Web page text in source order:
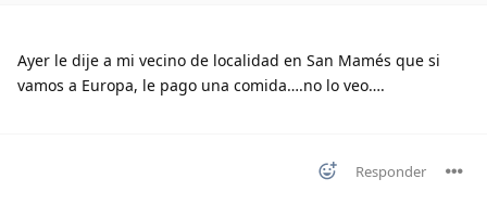
Ayer le dije a mi vecino de localidad en San Mamés que si
vamos a Europa, le pago una comida….no lo veo….
Responder